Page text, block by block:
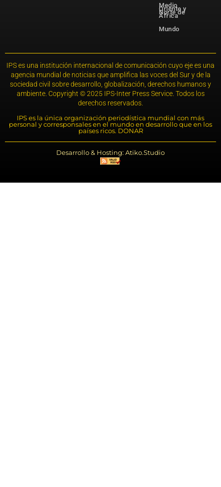
Medio
Oriente y
Norte de
África
Mundo
IPS es una institución internacional de comunicación cuyo eje es una
agencia mundial de noticias que amplifica las voces del Sur y de la
sociedad civil sobre desarrollo, globalización, derechos humanos y
ambiente. Copyright © 2025 IPS-Inter Press Service. Todos los
derechos reservados.
IPS es la única organización periodística mundial con más
personal y corresponsales en el mundo en desarrollo que en los
países ricos. DONAR
Desarrollo & Hosting: Atiko.Studio